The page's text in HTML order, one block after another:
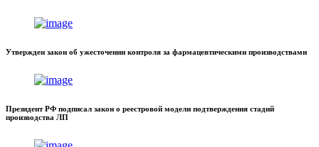
Утвержден закон об ужесточении контроля за фармацевтическими производствами
Президент РФ подписал закон о реестровой модели подтверждения стадий
производства ЛП